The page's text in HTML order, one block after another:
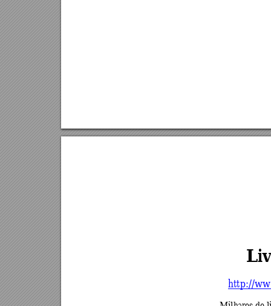
http://